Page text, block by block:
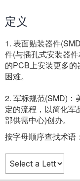
定义
1. 表面贴装器件
件(与插孔式安装器
的PCB上安装更多
困难。
2. 军标规范(SMD)：
定的流程，以简化
部供需中心)创办。
按字母顺序查找术语：